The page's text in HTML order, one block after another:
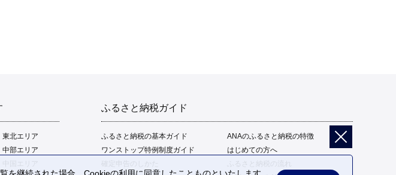
東北エリア
中部エリア
ふるさと納税ガイド
ふるさと納税の基本ガイド
ANAのふるさと納税の特徴
ワンストップ特例制度ガイド
はじめての方へ
ふるさと納税の流れ
継続された場合、Cookieの利用に同意したことものといたします。